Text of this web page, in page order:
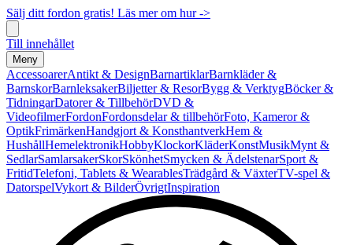
Sälj ditt fordon gratis! Läs mer om hur ->
Till innehållet
Meny
AccessoarerAntikt & DesignBarnartiklarBarnkläder &
BarnskorBarnleksakerBiljetter & ResorBygg & VerktygBöcker &
TidningarDatorer & TillbehörDVD &
VideofilmerFordonFordonsdelar & tillbehörFoto, Kameror &
OptikFrimärkenHandgjort & KonsthantverkHem &
HushållHemelektronikHobbyKlockorKläderKonstMusikMynt &
SedlarSamlarsakerSkorSkönhetSmycken & ÄdelstenarSport &
FritidTelefoni, Tablets & WearablesTrädgård & VäxterTV-spel &
DatorspelVykort & BilderÖvrigtInspiration